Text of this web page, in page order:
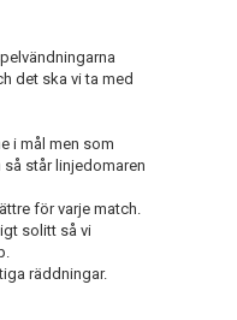
det ska vi ta med
i mål men som
står linjedomaren
för varje match.
solitt så vi
räddningar.